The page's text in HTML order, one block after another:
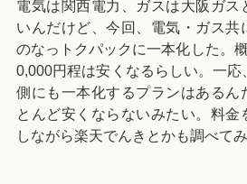
電気は関西電力、ガスは大阪ガス
いんだけど、今回、電気・ガス共
のなっトクパックに一本化した。
0,000円程は安くなるらしい。一応
側にも一本化するプランはあるん
とんど安くならないみたい。料金
しながら楽天でんきとかも調べてみ